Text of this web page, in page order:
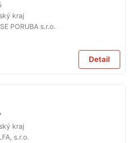
kraj
PORUBA s.r.o.
Detail
kraj
s.r.o.